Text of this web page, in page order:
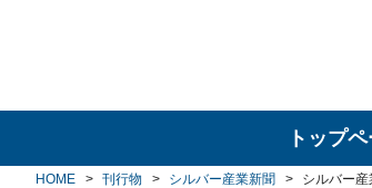
トップ
HOME 刊行物 シルバー産業新聞 シルバー